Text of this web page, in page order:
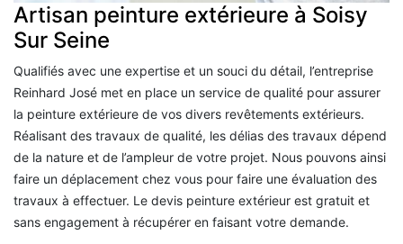
Artisan peinture extérieure à Soisy
Sur Seine
Qualifiés avec une expertise et un souci du détail, l’entreprise
Reinhard José met en place un service de qualité pour assurer
la peinture extérieure de vos divers revêtements extérieurs.
Réalisant des travaux de qualité, les délias des travaux dépend
de la nature et de l’ampleur de votre projet. Nous pouvons ainsi
faire un déplacement chez vous pour faire une évaluation des
travaux à effectuer. Le devis peinture extérieur est gratuit et
sans engagement à récupérer en faisant votre demande.